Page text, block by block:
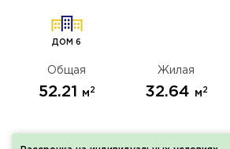
ДОМ 6
Общая
52.21 м 2
Жилая
32.64 м 2